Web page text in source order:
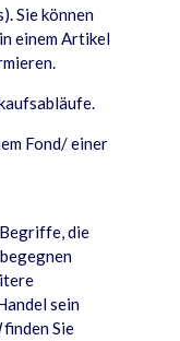
Sie können
einem Artikel
Fond/ einer
die
sein
finden Sie